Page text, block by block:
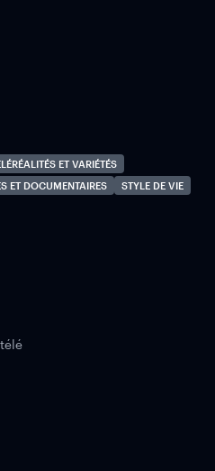
ET VARIÉTÉS
ET DOCUMENTAIRES
STYLE DE VIE